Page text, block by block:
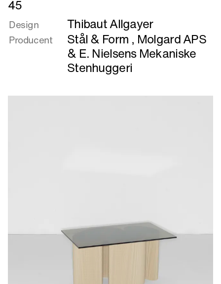
mere
om
45
45
Design Thibaut Allgayer
Producent Stål & Form , Molgard APS
& E. Nielsens Mekaniske
Stenhuggeri